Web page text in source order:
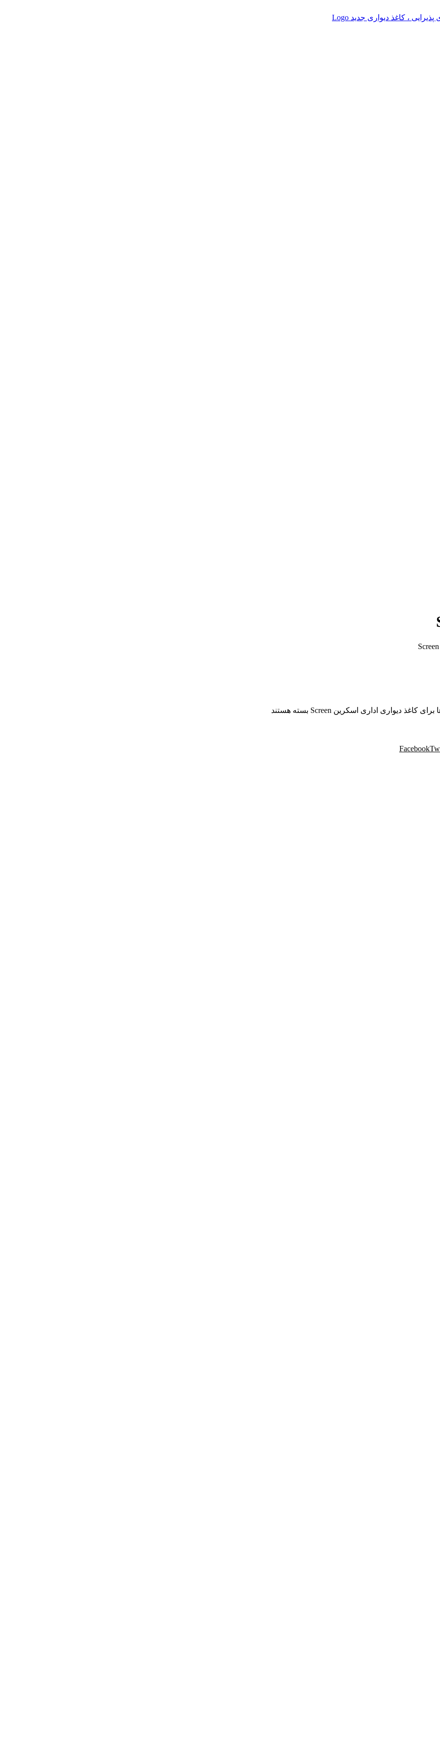
برای کاغذ دیواری اداری اسکرین Screen بسته هستند
Facebook